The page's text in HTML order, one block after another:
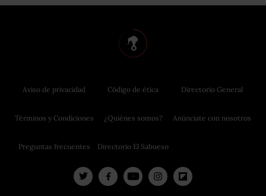
Aviso de privacidad
Términos y Condiciones
Preguntas frecuentes
Código de ética
¿Quiénes somos?
Directorio El Sabueso
Directorio General
Anúnciate con nosotros